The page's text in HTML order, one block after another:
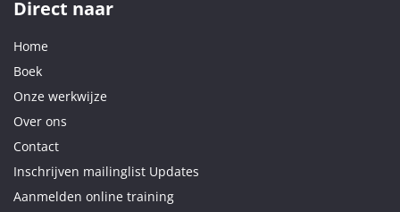
Direct naar
Home
Boek
Onze werkwijze
Over ons
Contact
Inschrijven mailinglist Updates
Aanmelden online training